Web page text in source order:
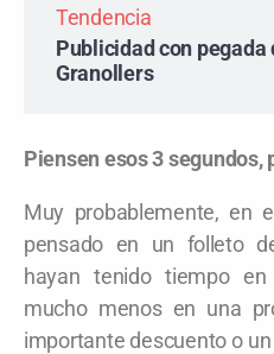
Tendencia
Publicidad con
Granollers
Piensen esos 3 segundos,
Muy probablemente, en
pensado en un folleto
hayan tenido tiempo
mucho menos en una
importante descuento o